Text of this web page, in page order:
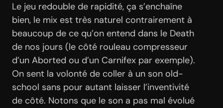
Le jeu redouble de rapidité, ça s’enchaîne
bien, le mix est très naturel contrairement à
beaucoup de ce qu’on entend dans le Death
de nos jours (le côté rouleau compresseur
d’un Aborted ou d’un Carnifex par exemple).
On sent la volonté de coller à un son old-
school sans pour autant laisser l’inventivité
de côté. Notons que le son a pas mal évolué